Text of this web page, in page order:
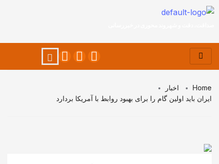
Home
اخبار
ایران باید اولین گام را برای بهبود روابط با آمریکا بردارد